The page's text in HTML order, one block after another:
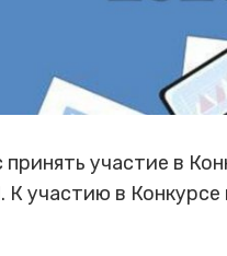
участие в
участию в